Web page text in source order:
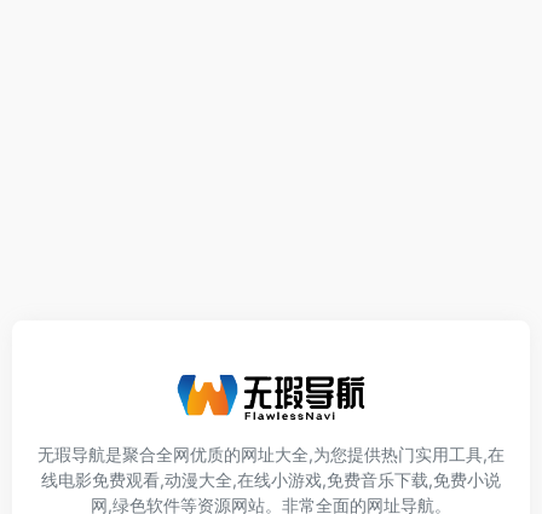
无瑕导航是聚合全网优质的网址大全,为您提供热门实用工具,在
线电影免费观看,动漫大全,在线小游戏,免费音乐下载,免费小说
网,绿色软件等资源网站。非常全面的网址导航。